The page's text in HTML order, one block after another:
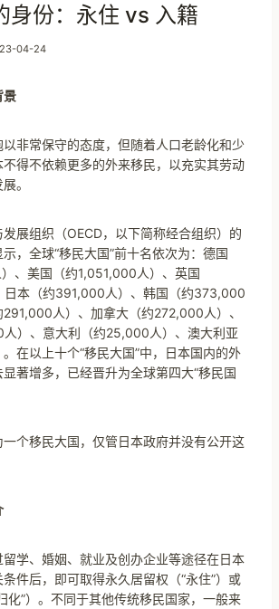
身份：永住 vs 入籍
04-24
景
以非常保守的态度，但随着人口老龄化和少
得不依赖更多的外来移民，以充实其劳动
。
展组织（OECD，以下简称经合组织）的
，全球“移民大国”前十名依次为：德国
、美国（约1,051,000人）、英国
日本（约391,000人）、韩国（约373,000
人）、加拿大（约272,000人）、
）、意大利（约25,000人）、澳大利亚
在以上十个“移民大国”中，日本国内的外
著增多，已经晋升为全球第四大“移民国
一个移民大国，仅管日本政府并没有公开这
学、婚姻、就业及创办企业等途径在日本
件后，即可取得永久居留权（“永住”）或
化”）。不同于其他传统移民国家，一般来